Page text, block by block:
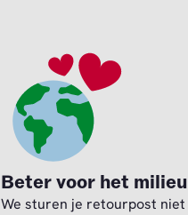
Beter voor het milieu
We sturen je retourpost